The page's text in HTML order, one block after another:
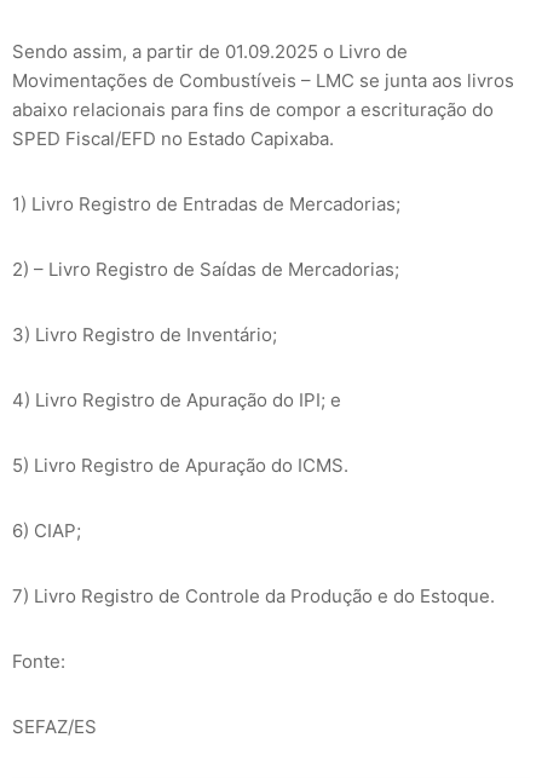
Sendo assim, a partir de 01.09.2025 o Livro de
Movimentações de Combustíveis – LMC se junta aos livros
abaixo relacionais para fins de compor a escrituração do
SPED Fiscal/EFD no Estado Capixaba.
1) Livro Registro de Entradas de Mercadorias;
2) – Livro Registro de Saídas de Mercadorias;
3) Livro Registro de Inventário;
4) Livro Registro de Apuração do IPI; e
5) Livro Registro de Apuração do ICMS.
6) CIAP;
7) Livro Registro de Controle da Produção e do Estoque.
Fonte:
SEFAZ/ES